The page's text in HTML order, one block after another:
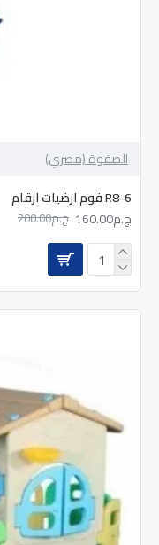
الصفوة (مصري)
R8-6 فوم ارضيات ارقام
ج.م160.00
ج.م200.00